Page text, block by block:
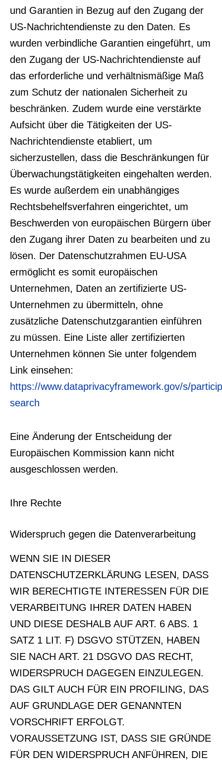
und Garantien in Bezug auf den Zugang der
US-Nachrichtendienste zu den Daten. Es
wurden verbindliche Garantien eingeführt, um
den Zugang der US-Nachrichtendienste auf
das erforderliche und verhältnismäßige Maß
zum Schutz der nationalen Sicherheit zu
beschränken. Zudem wurde eine verstärkte
Aufsicht über die Tätigkeiten der US-
Nachrichtendienste etabliert, um
sicherzustellen, dass die Beschränkungen für
Überwachungstätigkeiten eingehalten werden.
Es wurde außerdem ein unabhängiges
Rechtsbehelfsverfahren eingerichtet, um
Beschwerden von europäischen Bürgern über
den Zugang ihrer Daten zu bearbeiten und zu
lösen. Der Datenschutzrahmen EU-USA
ermöglicht es somit europäischen
Unternehmen, Daten an zertifizierte US-
Unternehmen zu übermitteln, ohne
zusätzliche Datenschutzgarantien einführen
zu müssen. Eine Liste aller zertifizierten
Unternehmen können Sie unter folgendem
Link einsehen:
https://www.dataprivacyframework.gov/s/
search
Eine Änderung der Entscheidung der
Europäischen Kommission kann nicht
ausgeschlossen werden.
Ihre Rechte
Widerspruch gegen die Datenverarbeitung
WENN SIE IN DIESER
DATENSCHUTZERKLÄRUNG LESEN, DASS
WIR BERECHTIGTE INTERESSEN FÜR DIE
VERARBEITUNG IHRER DATEN HABEN
UND DIESE DESHALB AUF ART. 6 ABS. 1
SATZ 1 LIT. F) DSGVO STÜTZEN, HABEN
SIE NACH ART. 21 DSGVO DAS RECHT,
WIDERSPRUCH DAGEGEN EINZULEGEN.
DAS GILT AUCH FÜR EIN PROFILING, DAS
AUF GRUNDLAGE DER GENANNTEN
VORSCHRIFT ERFOLGT.
VORAUSSETZUNG IST, DASS SIE GRÜNDE
FÜR DEN WIDERSPRUCH ANFÜHREN, DIE